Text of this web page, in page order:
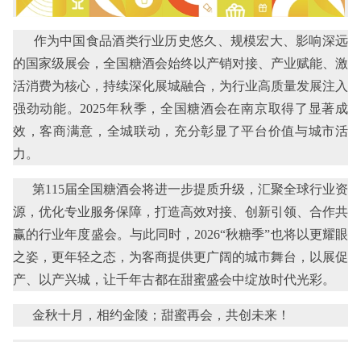
作为中国食品酒类行业历史悠久、规模宏大、影响深远
的国家级展会，全国糖酒会始终以产销对接、产业赋能、激
活消费为核心，持续深化展城融合，为行业高质量发展注入
强劲动能。2025年秋季，全国糖酒会在南京取得了显著成
效，客商满意，全城联动，充分彰显了平台价值与城市活
力。
第115届全国糖酒会将进一步提质升级，汇聚全球行业资
源，优化专业服务保障，打造高效对接、创新引领、合作共
赢的行业年度盛会。与此同时，2026“秋糖季”也将以更耀眼
之姿，更年轻之态，为客商提供更广阔的城市舞台，以展促
产、以产兴城，让千年古都在甜蜜盛会中绽放时代光彩。
金秋十月，相约金陵；甜蜜再会，共创未来！